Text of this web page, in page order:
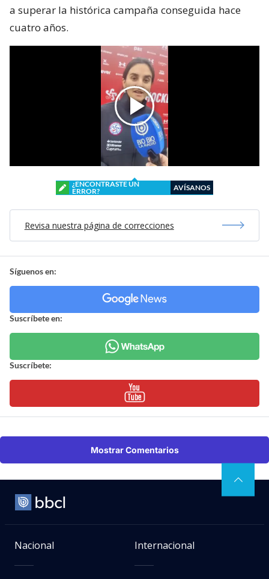
a superar la histórica campaña conseguida hace
cuatro años.
¿ENCONTRASTE UN
ERROR?
AVÍSANOS
Revisa nuestra página de correcciones
Síguenos en:
Suscríbete en:
Suscríbete:
Mostrar Comentarios
Nacional Internacional